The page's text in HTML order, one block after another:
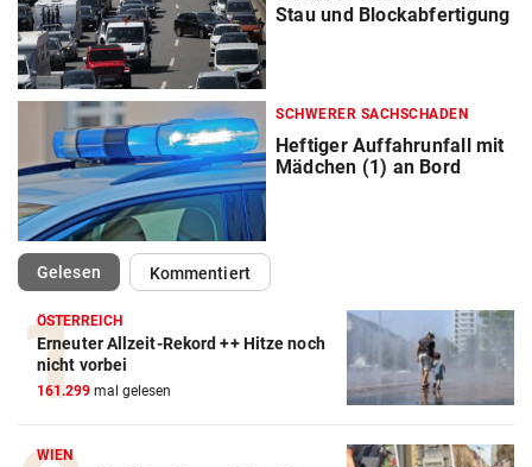
Stau und Blockabfertigung
SCHWERER SACHSCHADEN
Heftiger Auffahrunfall mit
Mädchen (1) an Bord
Gelesen(ausgewählt)Kommentiert
ÖSTERREICH
Erneuter Allzeit-Rekord ++ Hitze noch
nicht vorbei
161.299 mal gelesen
WIEN